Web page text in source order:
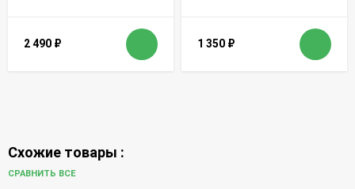
2 490 ₽ 1 350 ₽
Схожие товары :
СРАВНИТЬ ВСЕ